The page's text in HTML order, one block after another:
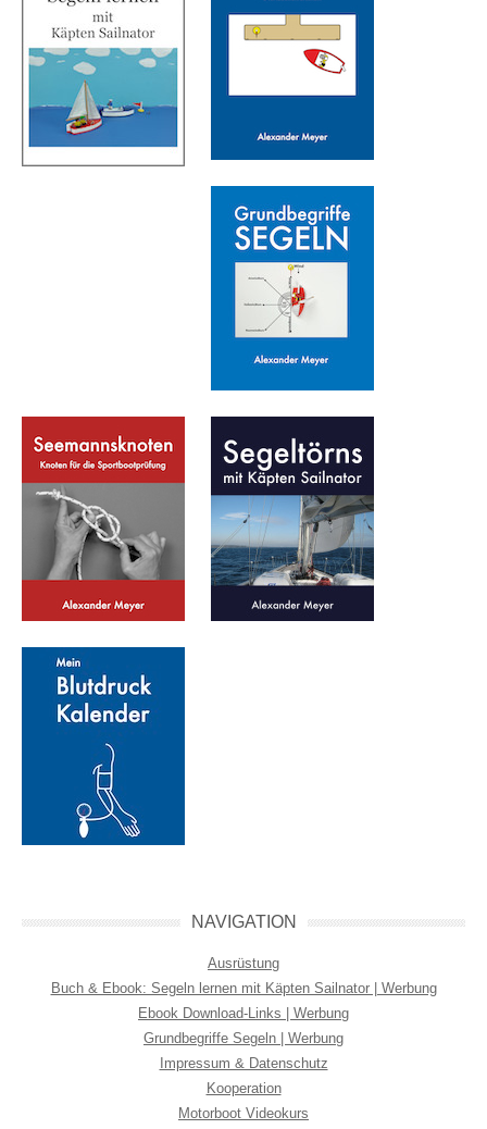
NAVIGATION
Ausrüstung
Buch & Ebook: Segeln lernen mit Käpten Sailnator | Werbung
Ebook Download-Links | Werbung
Grundbegriffe Segeln | Werbung
Impressum & Datenschutz
Kooperation
Motorboot Videokurs